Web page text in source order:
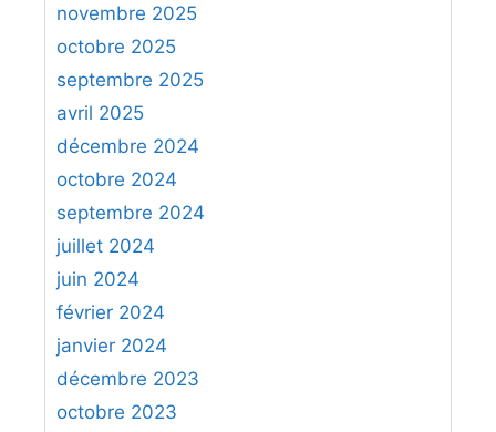
h
e
r
:
novembre 2025
octobre 2025
septembre 2025
avril 2025
décembre 2024
octobre 2024
septembre 2024
juillet 2024
juin 2024
février 2024
janvier 2024
décembre 2023
octobre 2023